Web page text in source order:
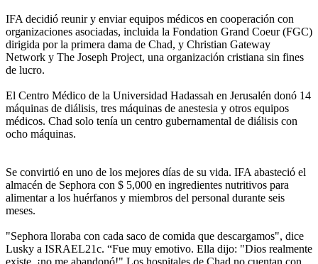
IFA decidió reunir y enviar equipos médicos en cooperación con
organizaciones asociadas, incluida la Fondation Grand Coeur (FGC)
dirigida por la primera dama de Chad, y Christian Gateway
Network y The Joseph Project, una organización cristiana sin fines
de lucro.
El Centro Médico de la Universidad Hadassah en Jerusalén donó 14
máquinas de diálisis, tres máquinas de anestesia y otros equipos
médicos. Chad solo tenía un centro gubernamental de diálisis con
ocho máquinas.
Se convirtió en uno de los mejores días de su vida. IFA abasteció el
almacén de Sephora con $ 5,000 en ingredientes nutritivos para
alimentar a los huérfanos y miembros del personal durante seis
meses.
"Sephora lloraba con cada saco de comida que descargamos", dice
Lusky a ISRAEL21c. “Fue muy emotivo. Ella dijo: "Dios realmente
existe, ¡no me abandonó!" Los hospitales de Chad no cuentan con